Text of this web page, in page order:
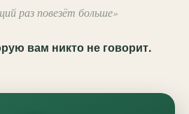
раз повезёт больше»
вам никто не говорит.